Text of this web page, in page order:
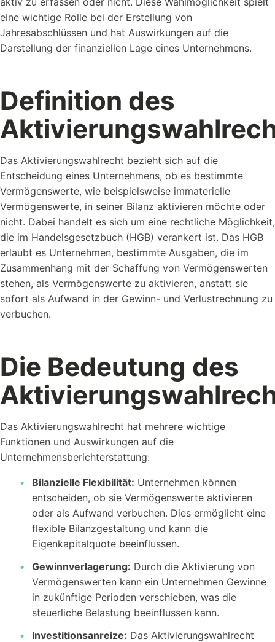
Referenzen
Vorlagen
Nutzen Sie unsere Kostenlosen Vorlagen um...
Wer sind wir?
Kreativ.
eine wichtige Rolle bei der Erstellung von
Jahresabschlüssen und hat Auswirkungen auf die
Darstellung der finanziellen Lage eines Unternehmens.
Definition des
Das Aktivierungswahlrecht bezieht sich auf die
Entscheidung eines Unternehmens, ob es bestimmte
Vermögenswerte, wie beispielsweise immaterielle
Vermögenswerte, in seiner Bilanz aktivieren möchte oder
nicht. Dabei handelt es sich um eine rechtliche Möglichkeit,
die im Handelsgesetzbuch (HGB) verankert ist. Das HGB
erlaubt es Unternehmen, bestimmte Ausgaben, die im
Zusammenhang mit der Schaffung von Vermögenswerten
stehen, als Vermögenswerte zu aktivieren, anstatt sie
sofort als Aufwand in der Gewinn- und Verlustrechnung zu
verbuchen.
Die Bedeutung des
Das Aktivierungswahlrecht hat mehrere wichtige
Funktionen und Auswirkungen auf die
Unternehmensberichterstattung:
Bilanzielle Flexibilität: Unternehmen können
entscheiden, ob sie Vermögenswerte aktivieren
oder als Aufwand verbuchen. Dies ermöglicht eine
flexible Bilanzgestaltung und kann die
Eigenkapitalquote beeinflussen.
Gewinnverlagerung: Durch die Aktivierung von
Vermögenswerten kann ein Unternehmen Gewinne
in zukünftige Perioden verschieben, was die
steuerliche Belastung beeinflussen kann.
Investitionsanreize: Das Aktivierungswahlrecht